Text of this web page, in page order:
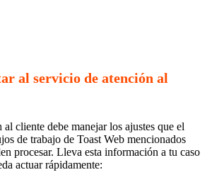
al servicio de atención al
cliente debe manejar los ajustes que el
de trabajo de Toast Web mencionados
procesar. Lleva esta información a tu caso
actuar rápidamente: